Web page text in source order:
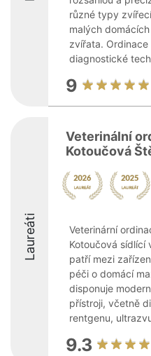
různé typy
malých
zvířata.
diagnostické
9
Laureáti
Veterinální
Kotoučová
Veterinární
Kotoučová sídlící
patří mezi
péči o domácí
disponuje
přístroji, včetně
rentgenu,
9.3